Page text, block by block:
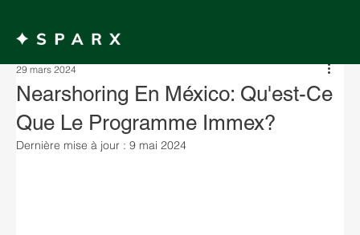
Nearshoring En México: Qu'est-Ce
Que Le Programme Immex?
29 mars 2024
Dernière mise à jour : 9 mai 2024